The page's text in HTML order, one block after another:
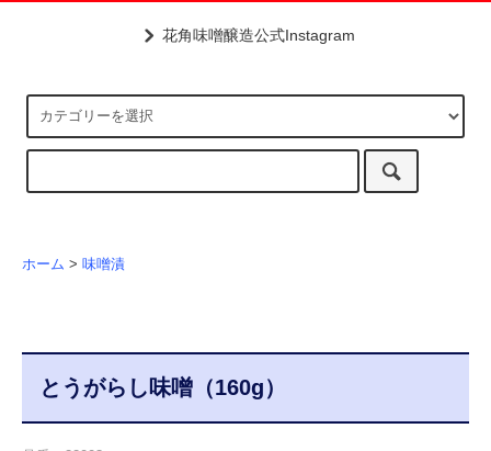
花角味噌醸造公式Instagram
ホーム > 味噌漬
とうがらし味噌（160g）